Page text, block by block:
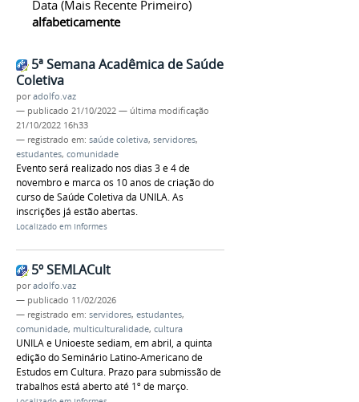
Data (mais Recente Primeiro)
alfabeticamente
5ª Semana Acadêmica de Saúde
Coletiva
poradolfo.vaz
— publicado 21/10/2022 — última modificação
21/10/2022 16h33
— registrado em: saúde coletiva, servidores,
estudantes, comunidade
Evento será realizado nos dias 3 e 4 de
novembro e marca os 10 anos de criação do
curso de Saúde Coletiva da UNILA. As
inscrições já estão abertas.
Localizado em Informes
5º SEMLACult
poradolfo.vaz
— publicado 11/02/2026
— registrado em: servidores, estudantes,
comunidade, multiculturalidade, cultura
UNILA e Unioeste sediam, em abril, a quinta
edição do Seminário Latino-Americano de
Estudos em Cultura. Prazo para submissão de
trabalhos está aberto até 1º de março.